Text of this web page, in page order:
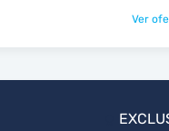
Ver